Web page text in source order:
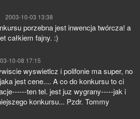
pisze:
2003-10-03 13:38
porzebna jest inwencja twórcza! a
całkiem fajny. :)
10-08 17:15
wyswietlcz i polifonie ma super, no
jest cene.... A co do konkursu to ci
ten tel. jest juz wygrany-----jak i
konkursu... Pzdr. Tommy